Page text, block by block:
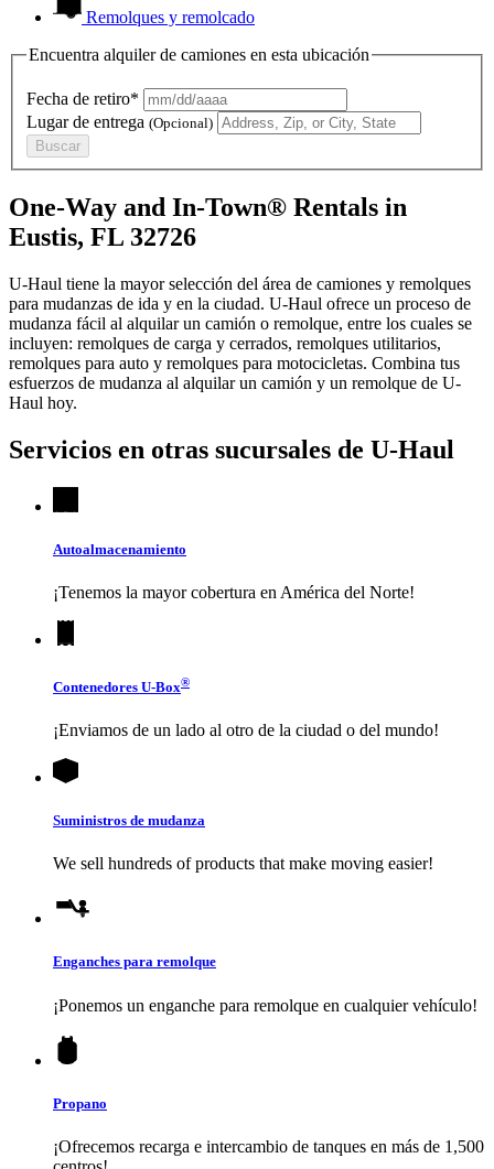
Remolques y remolcado
Encuentra alquiler de camiones en esta ubicación
Fecha de retiro*
Lugar de entrega (Opcional)
Buscar
One-Way and In-Town® Rentals in
Eustis, FL 32726
U-Haul tiene la mayor selección del área de camiones y remolques
para mudanzas de ida y en la ciudad. U-Haul ofrece un proceso de
mudanza fácil al alquilar un camión o remolque, entre los cuales se
incluyen: remolques de carga y cerrados, remolques utilitarios,
remolques para auto y remolques para motocicletas. Combina tus
esfuerzos de mudanza al alquilar un camión y un remolque de U-
Haul hoy.
Servicios en otras sucursales de U-Haul
Autoalmacenamiento
¡Tenemos la mayor cobertura en América del Norte!
Contenedores U-Box®
¡Enviamos de un lado al otro de la ciudad o del mundo!
Suministros de mudanza
We sell hundreds of products that make moving easier!
Enganches para remolque
¡Ponemos un enganche para remolque en cualquier vehículo!
Propano
¡Ofrecemos recarga e intercambio de tanques en más de 1,500